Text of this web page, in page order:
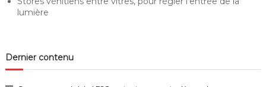
lumière
Dernier contenu